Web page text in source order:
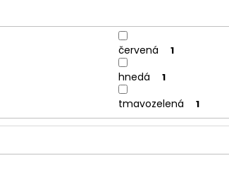
červená 1
hnedá 1
tmavozelená 1